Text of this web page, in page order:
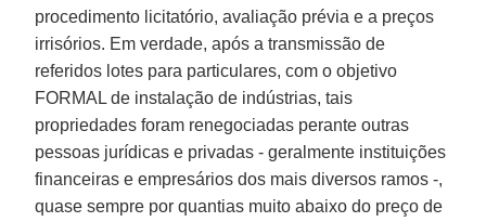
procedimento licitatório, avaliação prévia e a preços
irrisórios. Em verdade, após a transmissão de
referidos lotes para particulares, com o objetivo
FORMAL de instalação de indústrias, tais
propriedades foram renegociadas perante outras
pessoas jurídicas e privadas - geralmente instituições
financeiras e empresários dos mais diversos ramos -,
quase sempre por quantias muito abaixo do preço de